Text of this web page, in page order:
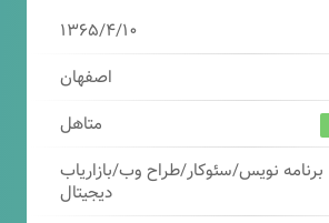
۱۳۶۵/۴/۱۰
اصفهان
متاهل
برنامه نویس/سئوکار/طراح وب/بازاریاب
دیجیتال